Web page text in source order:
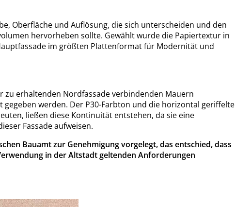
Oberfläche und Auflösung, die sich unterscheiden und den
hervorheben sollte. Gewählt wurde die Papiertextur in
im größten Plattenformat für Modernität und
erhaltenden Nordfassade verbindenden Mauern
werden. Der P30-Farbton und die horizontal geriffelte
ließen diese Kontinuität entstehen, da sie eine
Fassade aufweisen.
Bauamt zur Genehmigung vorgelegt, das entschied, dass
in der Altstadt geltenden Anforderungen